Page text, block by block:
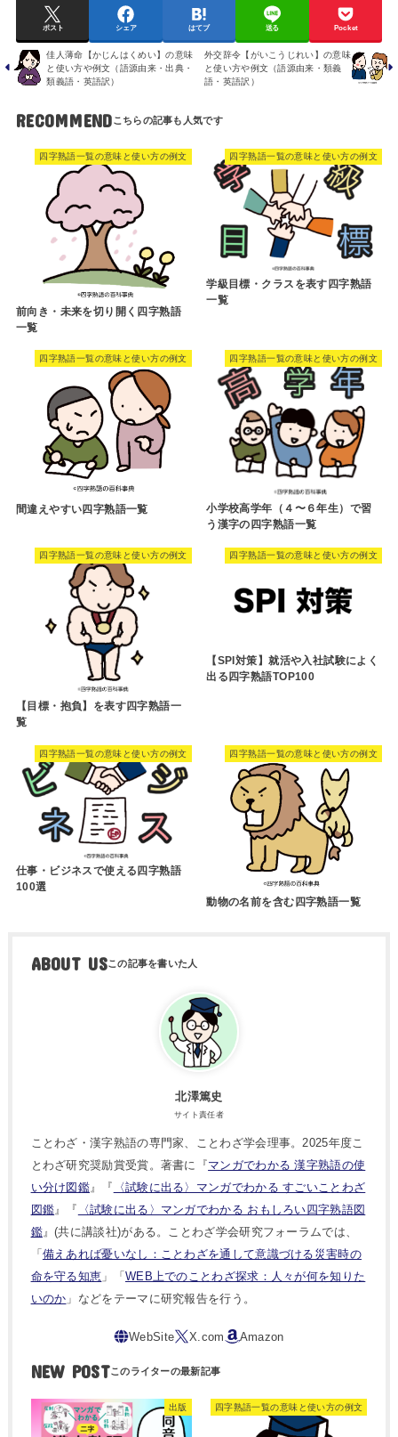
ポスト シェア はてブ 送る Pocket
佳人薄命【かじんはくめい】の意味
と使い方や例文（語源由来・出典・
類義語・英語訳）
外交辞令【がいこうじれい】の意味
と使い方や例文（語源由来・類義
語・英語訳）
RECOMMEND
四字熟語一覧の意味と使い方の例文
前向き・未来を切り開く四字熟語
一覧
四字熟語一覧の意味と使い方の例文
学級目標・クラスを表す四字熟語
一覧
四字熟語一覧の意味と使い方の例文
間違えやすい四字熟語一覧
四字熟語一覧の意味と使い方の例文
小学校高学年（４〜６年生）で習
う漢字の四字熟語一覧
四字熟語一覧の意味と使い方の例文
【目標・抱負】を表す四字熟語一
覧
四字熟語一覧の意味と使い方の例文
【SPI対策】就活や入社試験によく
出る四字熟語TOP100
四字熟語一覧の意味と使い方の例文
仕事・ビジネスで使える四字熟語
100選
四字熟語一覧の意味と使い方の例文
動物の名前を含む四字熟語一覧
ABOUT US
北澤篤史
サイト責任者
ことわざ・漢字熟語の専門家、ことわざ学会理事。2025年度こ
とわざ研究奨励賞受賞。著書に『マンガでわかる 漢字熟語の使
い分け図鑑』『
〈試験に出る〉マンガでわかる すごいことわざ
図鑑』『
〈試験に出る〉マンガでわかる おもしろい四字熟語図
鑑』(共に講談社)がある。ことわざ学会研究フォーラムでは、
「 備えあれば憂いなし：ことわざを通して意識づける災害時の
命を守る知恵 」「 WEB上でのことわざ探求：人々が何を知りた
いのか 」などをテーマに研究報告を行う。
NEW POST
出版 四字熟語一覧の意味と使い方の例文